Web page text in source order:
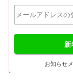
新
お知らせ